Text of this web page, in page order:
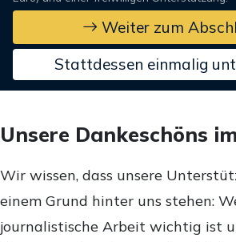
Weiter zum
Stattdessen einmalig
Unsere Dankeschöns
Wir wissen, dass unsere
einem Grund hinter uns stehen:
journalistische Arbeit wichtig ist